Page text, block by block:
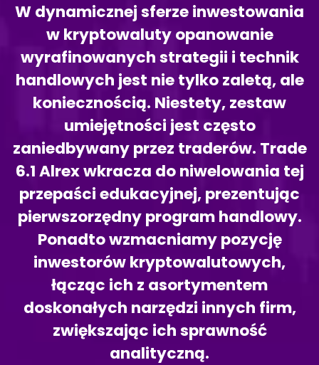
W dynamicznej sferze inwestowania
w kryptowaluty opanowanie
wyrafinowanych strategii i technik
handlowych jest nie tylko zaletą, ale
koniecznością. Niestety, zestaw
umiejętności jest często
zaniedbywany przez traderów. Trade
6.1 Alrex wkracza do niwelowania tej
przepaści edukacyjnej, prezentując
pierwszorzędny program handlowy.
Ponadto wzmacniamy pozycję
inwestorów kryptowalutowych,
łącząc ich z asortymentem
doskonałych narzędzi innych firm,
zwiększając ich sprawność
analityczną.